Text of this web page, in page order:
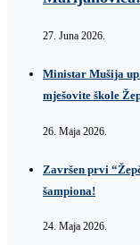
27. Juna 2026.
Ministar Mušija
mješovite škole
26. Maja 2026.
Završen prvi
šampiona!
24. Maja 2026.